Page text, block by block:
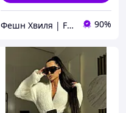
Фешн Хвиля | Fashion Wave 90%